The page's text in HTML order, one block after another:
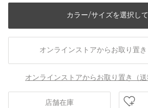
カラー/サイズを選択し
オンラインストアからお取り置き
オンラインストアからお取り置き（
店舗在庫